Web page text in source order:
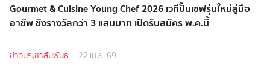
Gourmet & Cuisine Young Chef 2026 เวทีปั้นเชฟรุ่นใหม่สู่มือ
อาชีพ ชิงรางวัลกว่า 3 แสนบาท เปิดรับสมัคร พ.ค.นี้
ข่าวประชาสัมพันธ์ 22 เม.ย. 69